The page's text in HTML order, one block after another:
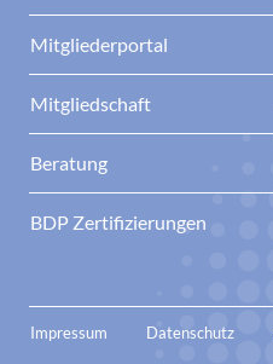
Mitgliederportal
Mitgliedschaft
Beratung
BDP Zertifizierungen
Impressum Datenschutz